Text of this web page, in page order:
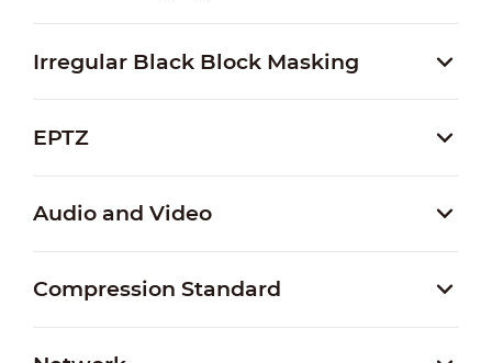
Irregular Black Block Masking
EPTZ
Audio and Video
Compression Standard